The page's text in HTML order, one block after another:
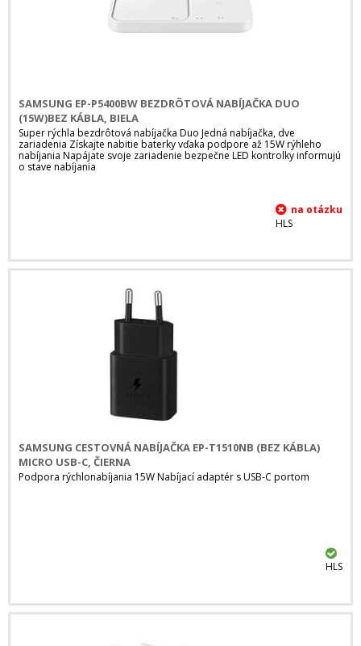
SAMSUNG EP-P5400BW BEZDRÔTOVÁ NABÍJAČKA DUO
(15W)BEZ KÁBLA, BIELA
Super rýchla bezdrôtová nabíjačka Duo Jedná nabíjačka, dve
zariadenia Získajte nabitie baterky vďaka podpore až 15W rýhleho
nabíjania Napájate svoje zariadenie bezpečne LED kontrolky informujú
o stave nabíjania
HLS
SAMSUNG CESTOVNÁ NABÍJAČKA EP-T1510NB (BEZ KÁBLA)
MICRO USB-C, ČIERNA
Podpora rýchlonabíjania 15W Nabíjací adaptér s USB-C portom
HLS